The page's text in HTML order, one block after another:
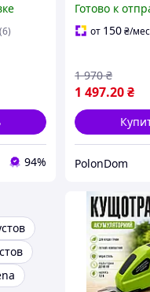
и
(6)
94%
травы и
изгороди 2в1,
Готово к
от 150₴/мес
1 497.20₴
1 970 ₴
PolonDom